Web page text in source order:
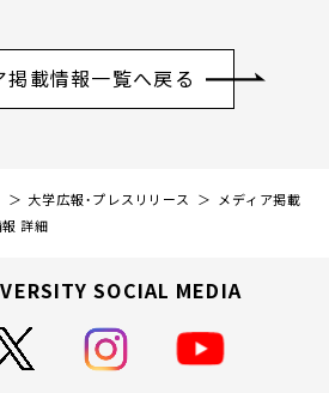
掲載情報一覧へ戻る
大学広報・プレスリリース
メディア掲載
詳細
SOCIAL MEDIA